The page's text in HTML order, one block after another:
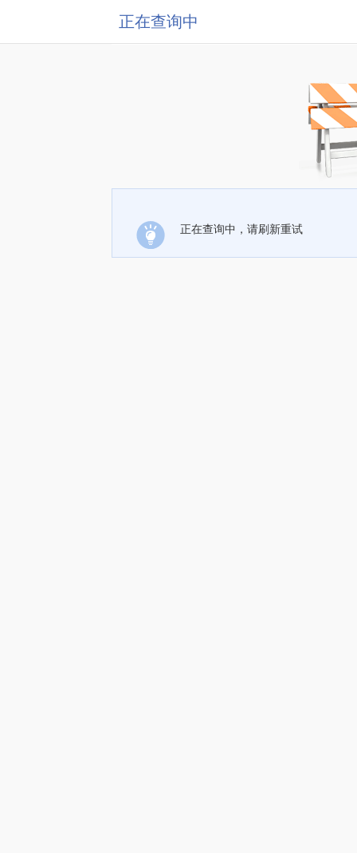
正在查询中
正在查询中，请刷新重试